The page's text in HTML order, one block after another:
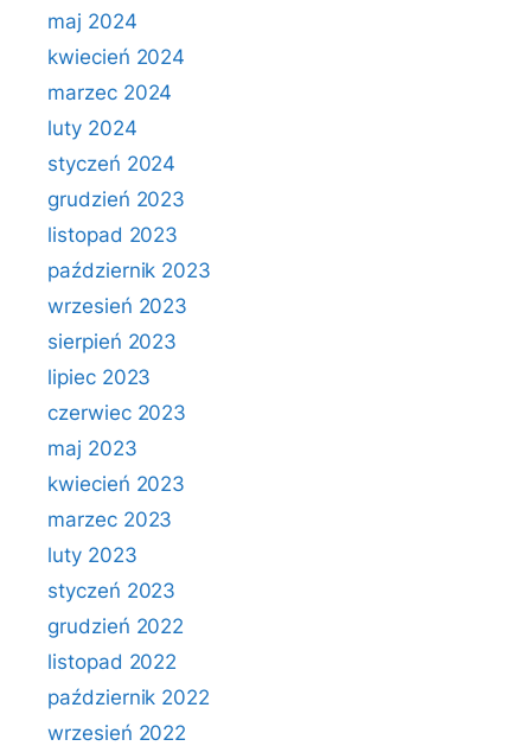
maj 2024
kwiecień 2024
marzec 2024
luty 2024
styczeń 2024
grudzień 2023
listopad 2023
październik 2023
wrzesień 2023
sierpień 2023
lipiec 2023
czerwiec 2023
maj 2023
kwiecień 2023
marzec 2023
luty 2023
styczeń 2023
grudzień 2022
listopad 2022
październik 2022
wrzesień 2022